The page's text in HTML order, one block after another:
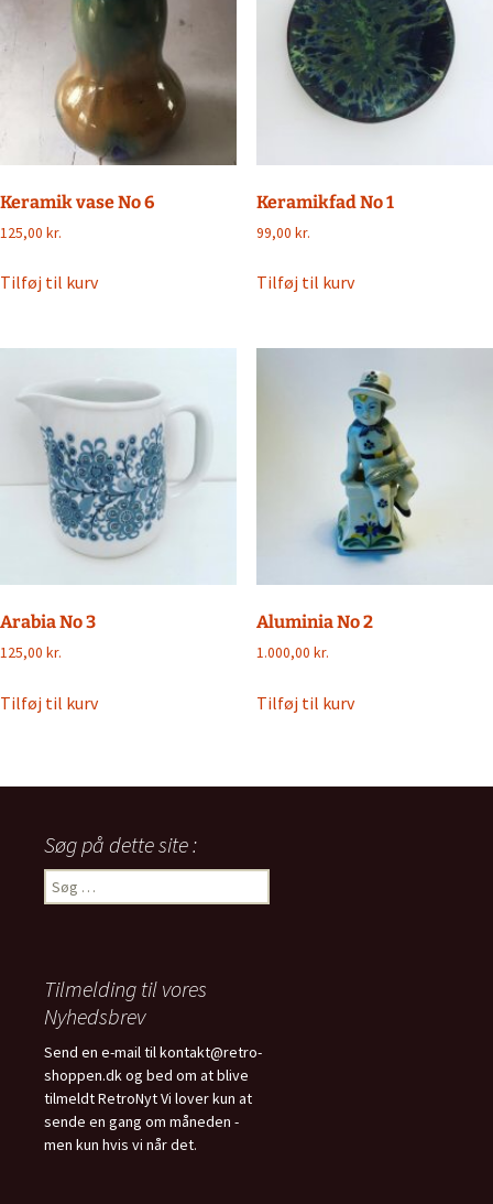
Keramik vase No 6
125,00 kr.
Tilføj til kurv
Keramikfad No 1
99,00 kr.
Tilføj til kurv
Arabia No 3
125,00 kr.
Tilføj til kurv
Aluminia No 2
1.000,00 kr.
Tilføj til kurv
Søg på dette site :
Søg
efter:
Tilmelding til vores
Nyhedsbrev
Send en e-mail til kontakt@retro-
shoppen.dk og bed om at blive
tilmeldt RetroNyt Vi lover kun at
sende en gang om måneden -
men kun hvis vi når det.